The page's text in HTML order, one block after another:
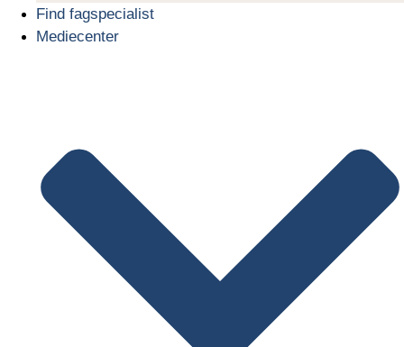
Find fagspecialist
Mediecenter